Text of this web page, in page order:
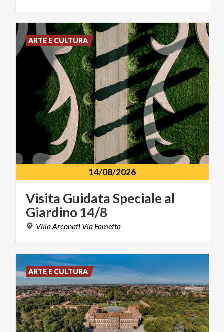
14/08/2026
Visita GuidataSpecialeal
Giardino 14/8
VillaArconati Via Fametta
ARTE E CULTURA
ARTE E CULTURA